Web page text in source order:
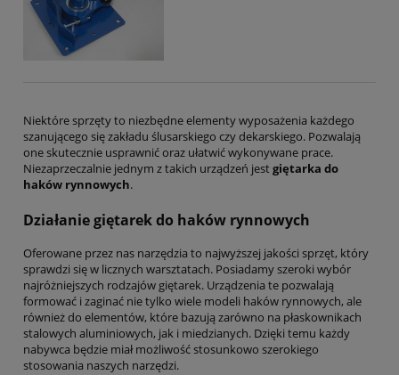
Niektóre sprzęty to niezbędne elementy wyposażenia każdego
szanującego się zakładu ślusarskiego czy dekarskiego. Pozwalają
one skutecznie usprawnić oraz ułatwić wykonywane prace.
Niezaprzeczalnie jednym z takich urządzeń jestgiętarka do
haków rynnowych.
Działanie giętarek do haków rynnowych
Oferowane przez nas narzędzia to najwyższej jakości sprzęt, który
sprawdzi się w licznych warsztatach. Posiadamy szeroki wybór
najróżniejszych rodzajów giętarek. Urządzenia te pozwalają
formować i zaginać nie tylko wiele modeli haków rynnowych, ale
również do elementów, które bazują zarówno na płaskownikach
stalowych aluminiowych, jak i miedzianych. Dzięki temu każdy
nabywca będzie miał możliwość stosunkowo szerokiego
stosowania naszych narzędzi.